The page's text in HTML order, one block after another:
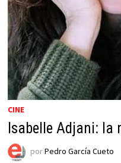
CINE
Isabelle Adjani: la
porPedro García Cueto